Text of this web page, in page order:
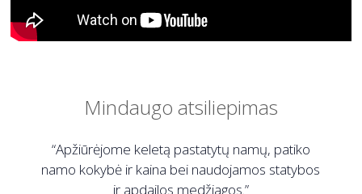
Mindaugo atsiliepimas
“Apžiūrėjome keletą pastatytų namų, patiko
namo kokybė ir kaina bei naudojamos statybos
ir apdailos medžiagos.”